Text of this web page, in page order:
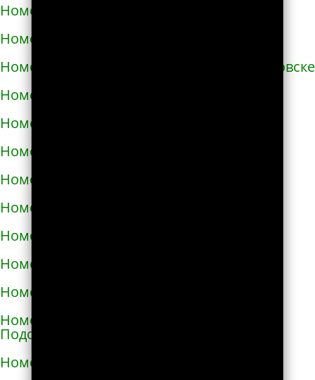
Номера телефонов такси в Золочеве
Номера телефонов такси в Иванкове
Номера телефонов такси в Ивано-Франковске
Номера телефонов такси в Измаиле
Номера телефонов такси в Изюме
Номера телефонов такси в Изяславе
Номера телефонов такси в Ильинцах
Номера телефонов такси в Ирпене
Номера телефонов такси в Казатине
Номера телефонов такси в Калиновке
Номера телефонов такси в Калуше
Номера телефонов такси в Каменце-
Подольском
Номера телефонов такси в Каменке